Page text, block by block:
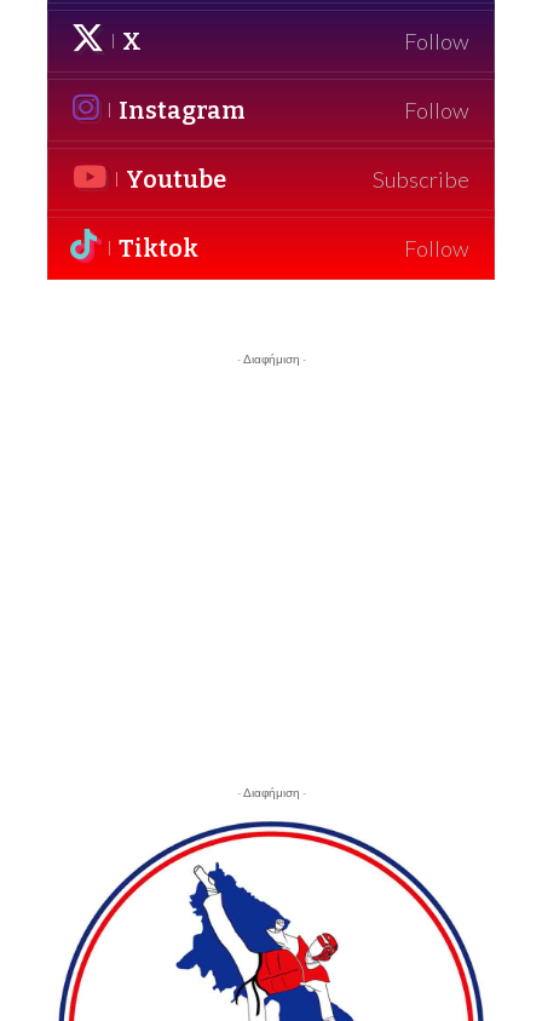
X Follow
Instagram Follow
Youtube Subscribe
Tiktok Follow
- Διαφήμιση -
- Διαφήμιση -